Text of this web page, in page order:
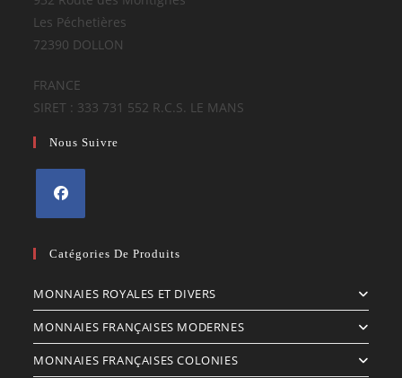
Les Péchetières
72390 DOLLON
FRANCE
SIRET : 333 731 552 R.C.S. LE MANS
Nous Suivre
dans
nouvel
Catégories De Produits
MONNAIES ROYALES ET DIVERS
MONNAIES FRANÇAISES MODERNES
MONNAIES FRANÇAISES COLONIES